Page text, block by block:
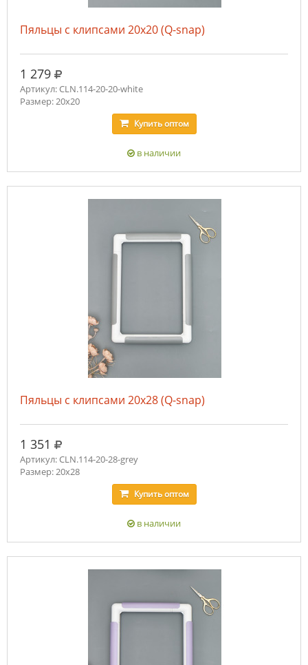
Пяльцы с клипсами 20х20 (Q-snap)
1 279 руб.
Артикул: CLN.114-20-20-white
Размер: 20х20
Купитьоптом
в наличии
Пяльцы с клипсами 20х28 (Q-snap)
1 351 руб.
Артикул: CLN.114-20-28-grey
Размер: 20х28
Купитьоптом
в наличии